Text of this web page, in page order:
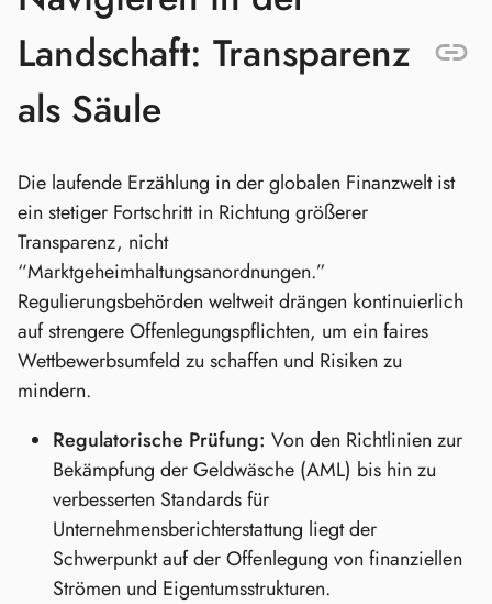
Landschaft: Transparenz
als Säule
Die laufende Erzählung in der globalen Finanzwelt ist
ein stetiger Fortschritt in Richtung größerer
Transparenz, nicht
“Marktgeheimhaltungsanordnungen.”
Regulierungsbehörden weltweit drängen kontinuierlich
auf strengere Offenlegungspflichten, um ein faires
Wettbewerbsumfeld zu schaffen und Risiken zu
mindern.
Regulatorische Prüfung: Von den Richtlinien zur
Bekämpfung der Geldwäsche (AML) bis hin zu
verbesserten Standards für
Unternehmensberichterstattung liegt der
Schwerpunkt auf der Offenlegung von finanziellen
Strömen und Eigentumsstrukturen.